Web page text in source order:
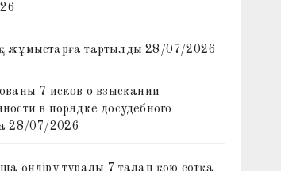
жұмыстарға тартылды 28/07/2026
7 исков о взыскании
в порядке досудебного
28/07/2026